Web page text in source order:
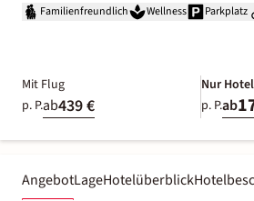
Familienfreundlich Wellness Parkplatz
Mit Flug
p. P.ab439 €
Nur Hotel
p. P.ab
AngebotLageHotelüberblick